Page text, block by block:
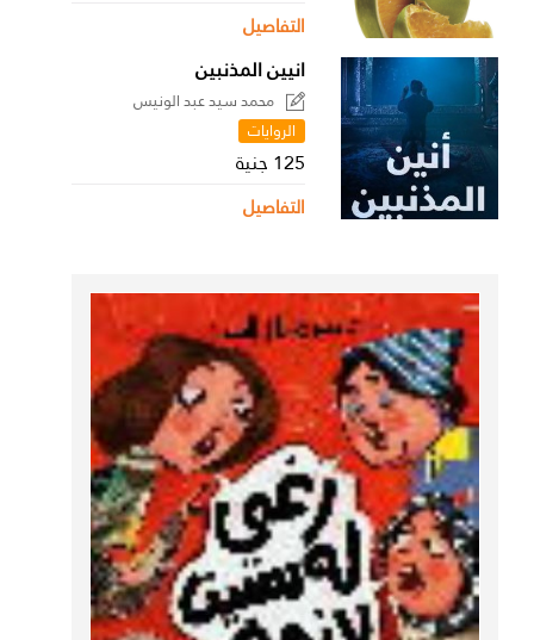
التفاصيل
انيين المذنبين
محمد سيد عبد الونيس
الروايات
125 جنية
التفاصيل